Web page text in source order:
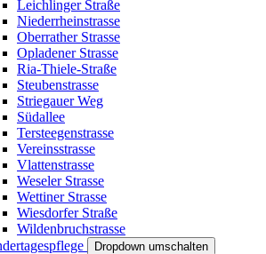
Leichlinger Straße
Niederrheinstrasse
Oberrather Strasse
Opladener Strasse
Ria-Thiele-Straße
Steubenstrasse
Striegauer Weg
Südallee
Tersteegenstrasse
Vereinsstrasse
Vlattenstrasse
Weseler Strasse
Wettiner Strasse
Wiesdorfer Straße
Wildenbruchstrasse
Dropdown umschalten